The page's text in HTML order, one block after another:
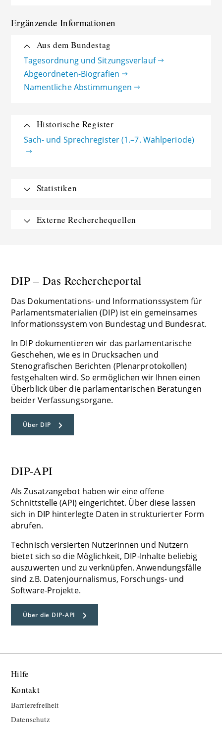
Ergänzende Informationen
Aus dem Bundestag
Tagesordnung und Sitzungsverlauf
Abgeordneten-Biografien
Namentliche Abstimmungen
Historische Register
Sach- und Sprechregister (1.–7. Wahlperiode)
Statistiken
Externe Recherchequellen
DIP – Das Rechercheportal
Das Dokumentations- und Informationssystem für
Parlamentsmaterialien (DIP) ist ein gemeinsames
Informationssystem von Bundestag und Bundesrat.
In DIP dokumentieren wir das parlamentarische
Geschehen, wie es in Drucksachen und
Stenografischen Berichten (Plenarprotokollen)
festgehalten wird. So ermöglichen wir Ihnen einen
Überblick über die parlamentarischen Beratungen
beider Verfassungsorgane.
Über DIP
DIP-API
Als Zusatzangebot haben wir eine offene
Schnittstelle (API) eingerichtet. Über diese lassen
sich in DIP hinterlegte Daten in strukturierter Form
abrufen.
Technisch versierten Nutzerinnen und Nutzern
bietet sich so die Möglichkeit, DIP-Inhalte beliebig
auszuwerten und zu verknüpfen. Anwendungsfälle
sind z.B. Datenjournalismus, Forschungs- und
Software-Projekte.
Über die DIP-API
Hilfe
Kontakt
Barrierefreiheit
Datenschutz